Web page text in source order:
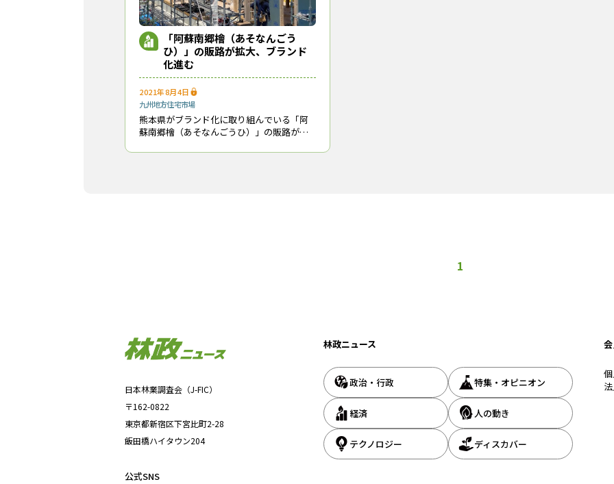
「阿蘇南郷檜（あそなんごう
ひ）」の販路が拡大、ブランド
化進む
2021年8月4日
九州地方住宅市場
熊本県がブランド化に取り組んでいる「阿
蘇南郷檜（あそなんごうひ）」の販路が広
の宝永年間から阿蘇地域で直挿しによって
1
日本林業調査会（J-FIC）
〒162-0822
東京都新宿区下宮比町2-28
飯田橋ハイタウン204
公式SNS
林政ニュース
政治・行政 特集・オピニオン
経済 人の動き
テクノロジー ディスカバー